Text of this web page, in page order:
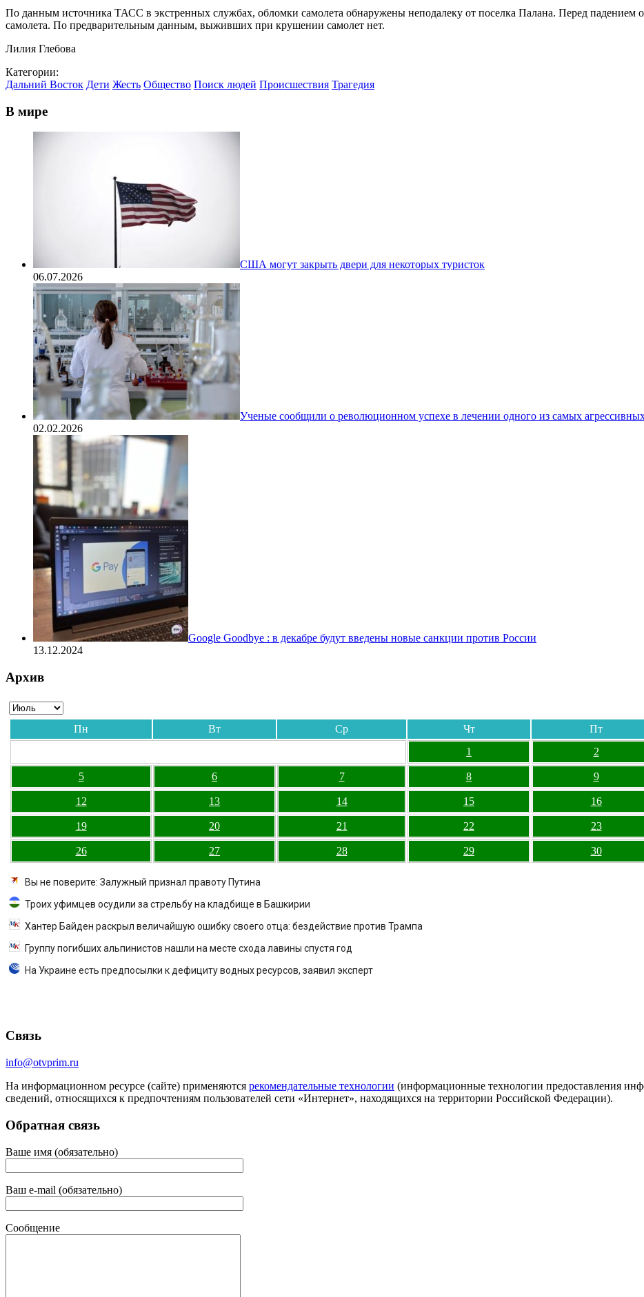
По данным источника ТАСС в экстренных службах, обломки самолета обнаружены неподалеку от поселка Палана. Перед падением
самолета. По предварительным данным, выживших при крушении самолет нет.
Лилия Глебова
Категории:
Дальний Восток Дети Жесть Общество Поиск людей Происшествия Трагедия
В мире
США могут закрыть двери для некоторых туристок
06.07.2026
Ученые сообщили о революционном успехе в лечении одного из самых
02.02.2026
Google Goodbye : в декабре будут введены новые санкции против России
13.12.2024
Архив
Пн Вт Ср Чт Пт
1
2
5 6 7 8 9
12 13 14 15 16
19 20 21 22 23
26 27 28 29 30
Вы не поверите: Залужный признал правоту Путина
Троих уфимцев осудили за стрельбу на кладбище в Башкирии
Хантер Байден раскрыл величайшую ошибку своего отца: бездействие против Трампа
Группу погибших альпинистов нашли на месте схода лавины спустя год
На Украине есть предпосылки к дефициту водных ресурсов, заявил эксперт
Связь
info@otvprim.ru
На информационном ресурсе (сайте) применяются рекомендательные технологии (информационные технологии предоставления
сведений, относящихся к предпочтениям пользователей сети «Интернет», находящихся на территории Российской Федерации).
Обратная связь
Ваше имя (обязательно)
Ваш e-mail (обязательно)
Сообщение